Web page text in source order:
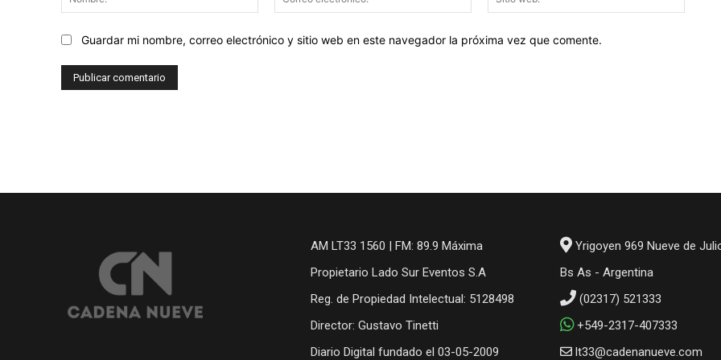
electrónico:* web:
Guardar mi nombre, correo electrónico y sitio web en este navegador la próxima vez que comente.
AM LT33 1560 | FM: 89.9 Máxima
Propietario Lado Sur Eventos S.A
Reg. de Propiedad Intelectual: 5128498
Director: Gustavo Tinetti
Diario Digital fundado el 03-05-2009
Yrigoyen 969 Nueve de
Bs As - Argentina
(02317) 521333
+549-2317-407333
lt33@cadenanueve.com